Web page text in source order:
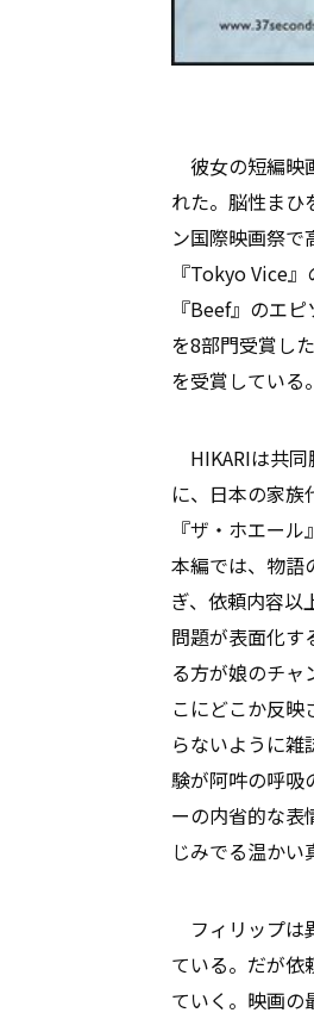
彼女の短編映
れた。脳性まひ
ン国際映画祭
『Tokyo Vice
『Beef』のエ
を8部門受賞し
を受賞している。
HIKARIは共同
に、日本の家族
『ザ・ホエー
本編では、物語
ぎ、依頼内容以
問題が表面化す
る方が娘のチャ
こにどこか反映
らないように雑
験が阿吽の呼吸
ーの内省的な表
じみでる温かい
フィリップは
ている。だが依
ていく。映画の